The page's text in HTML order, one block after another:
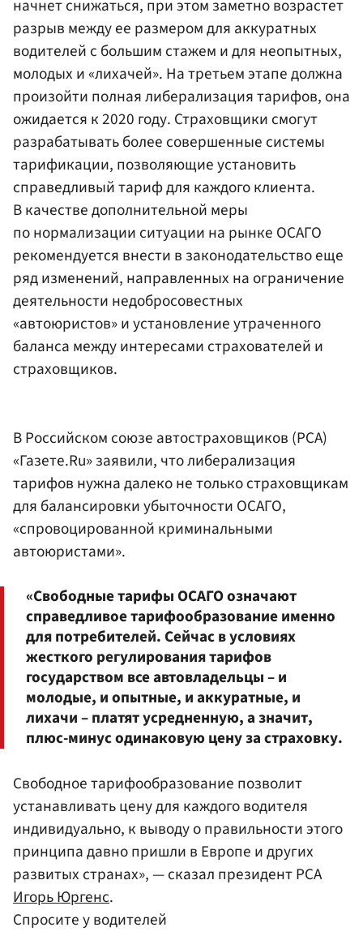
начнет снижаться, при этом заметно возрастет
разрыв между ее размером для аккуратных
водителей с большим стажем и для неопытных,
молодых и «лихачей». На третьем этапе должна
произойти полная либерализация тарифов, она
ожидается к 2020 году. Страховщики смогут
разрабатывать более совершенные системы
тарификации, позволяющие установить
справедливый тариф для каждого клиента.
В качестве дополнительной меры
по нормализации ситуации на рынке ОСАГО
рекомендуется внести в законодательство еще
ряд изменений, направленных на ограничение
деятельности недобросовестных
«автоюристов» и установление утраченного
баланса между интересами страхователей и
страховщиков.
В Российском союзе автостраховщиков (РСА)
«Газете.Ru» заявили, что либерализация
тарифов нужна далеко не только страховщикам
для балансировки убыточности ОСАГО,
«спровоцированной криминальными
автоюристами».
«Свободные тарифы ОСАГО означают
справедливое тарифообразование именно
для потребителей. Сейчас в условиях
жесткого регулирования тарифов
государством все автовладельцы – и
молодые, и опытные, и аккуратные, и
лихачи – платят усредненную, а значит,
плюс-минус одинаковую цену за страховку.
Свободное тарифообразование позволит
устанавливать цену для каждого водителя
индивидуально, к выводу о правильности этого
принципа давно пришли в Европе и других
развитых странах», — сказал президент РСА
Игорь Юргенс.
Спросите у водителей